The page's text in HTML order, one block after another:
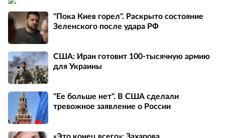
"Пока Киев горел". Раскрыто состояние
Зеленского после удара РФ
США: Иран готовит 100-тысячную армию
для Украины
"Ее больше нет". В США сделали
тревожное заявление о России